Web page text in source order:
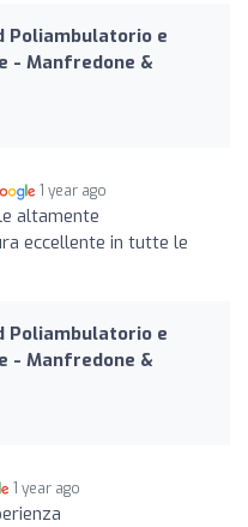
Poliambulatorio e
- Manfredone &
1 year ago
altamente
eccellente in tutte le
Poliambulatorio e
- Manfredone &
1 year ago